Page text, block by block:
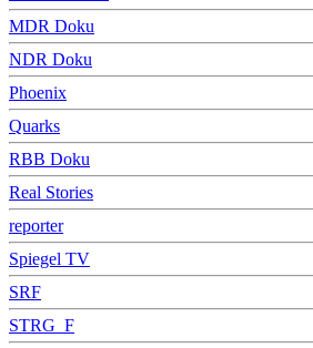
MDR Doku
NDR Doku
Phoenix
Quarks
RBB Doku
Real Stories
reporter
Spiegel TV
SRF
STRG_F